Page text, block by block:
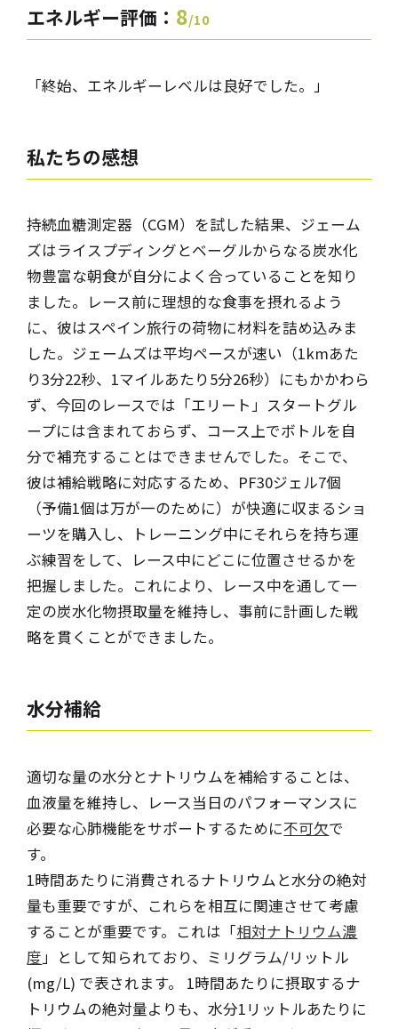
エネルギー評価： 8/10
「終始、エネルギーレベルは良好でした。」
私たちの感想
持続血糖測定器（CGM）を試した結果、ジェーム
ズはライスプディングとベーグルからなる炭水化
物豊富な朝食が自分によく合っていることを知り
ました。レース前に理想的な食事を摂れるよう
に、彼はスペイン旅行の荷物に材料を詰め込みま
した。ジェームズは平均ペースが速い（1kmあた
り3分22秒、1マイルあたり5分26秒）にもかかわら
ず、今回のレースでは「エリート」スタートグル
ープには含まれておらず、コース上でボトルを自
分で補充することはできませんでした。そこで、
彼は補給戦略に対応するため、PF30ジェル7個
（予備1個は万が一のために）が快適に収まるショ
ーツを購入し、トレーニング中にそれらを持ち運
ぶ練習をして、レース中にどこに位置させるかを
把握しました。これにより、レース中を通して一
定の炭水化物摂取量を維持し、事前に計画した戦
略を貫くことができました。
水分補給
適切な量の水分とナトリウムを補給することは、
血液量を維持し、レース当日のパフォーマンスに
必要な心肺機能をサポートするために不可欠で
す。
1時間あたりに消費されるナトリウムと水分の絶対
量も重要ですが、これらを相互に関連させて考慮
することが重要です。これは「相対ナトリウム濃
度 」として知られており、ミリグラム/リットル
(mg/L) で表されます。 1時間あたりに摂取するナ
トリウムの絶対量よりも、水分1リットルあたりに